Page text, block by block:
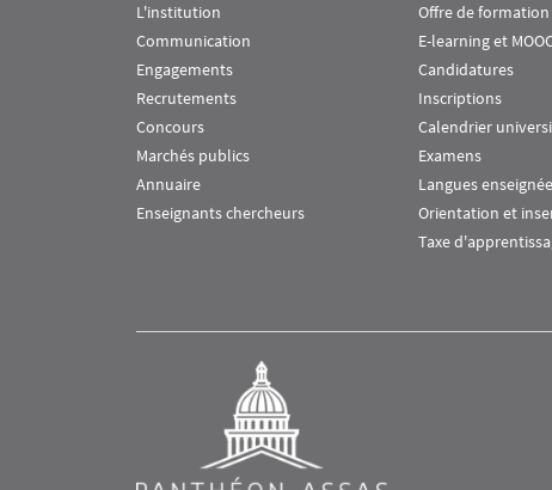
L'institution
Communication
Engagements
Recrutements
Concours
Marchés publics
Annuaire
Enseignants chercheurs
Offre de formation
E-learning et
Candidatures
Inscriptions
Calendrier
Examens
Langues
Orientation et
Taxe